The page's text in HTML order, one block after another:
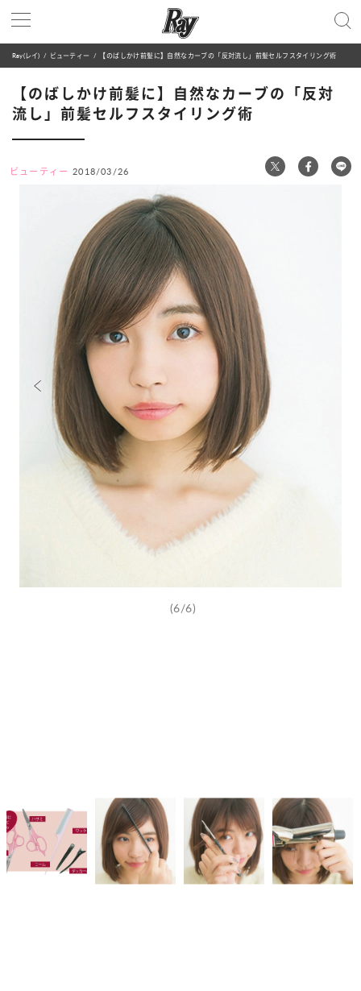
Ray(レイ) ビューティー 【のばしかけ前髪に】自然なカーブの「反対流し」前髪セルフスタイリング術
【のばしかけ前髪に】自然なカーブの「反対
流し」前髪セルフスタイリング術
ビューティー 2018/03/26
(6/6)